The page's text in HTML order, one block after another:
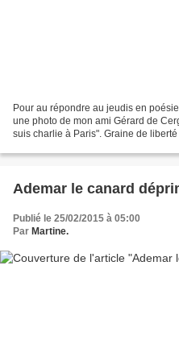
Pour au répondre au jeudis en
une photo de mon ami Gérard de
suis charlie à Paris". Graine de
Ademar le canard
Publié le 25/02/2015 à 05:00
Par Martine.